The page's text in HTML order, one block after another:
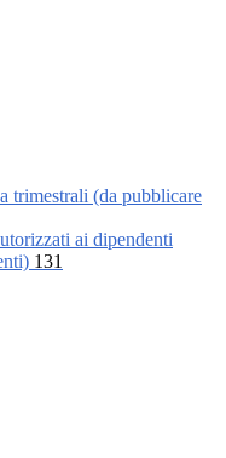
trimestrali (da pubblicare
ai dipendenti
131